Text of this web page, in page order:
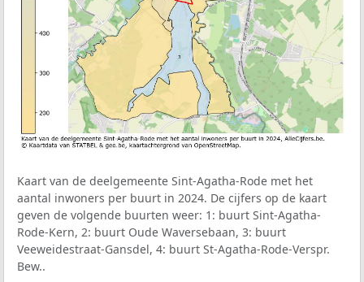
Kaart van de deelgemeente Sint-Agatha-Rode met het
aantal inwoners per buurt in 2024. De cijfers op de kaart
geven de volgende buurten weer: 1: buurt Sint-Agatha-
Rode-Kern, 2: buurt Oude Waversebaan, 3: buurt
Veeweidestraat-Gansdel, 4: buurt St-Agatha-Rode-Verspr.
Bew..